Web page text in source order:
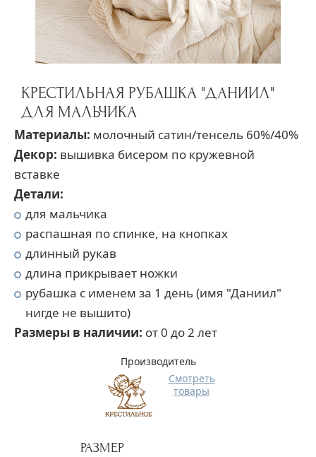
КРЕСТИЛЬНАЯ РУБАШКА "ДАНИИЛ"
ДЛЯ МАЛЬЧИКА
Материалы: молочный сатин/тенсель 60%/40%
Декор: вышивка бисером по кружевной
вставке
Детали:
для мальчика
распашная по спинке, на кнопках
длинный рукав
длина прикрывает ножки
рубашка с именем за 1 день (имя "Даниил"
нигде не вышито)
Размеры в наличии: от 0 до 2 лет
Производитель
Смотреть
товары
РАЗМЕР